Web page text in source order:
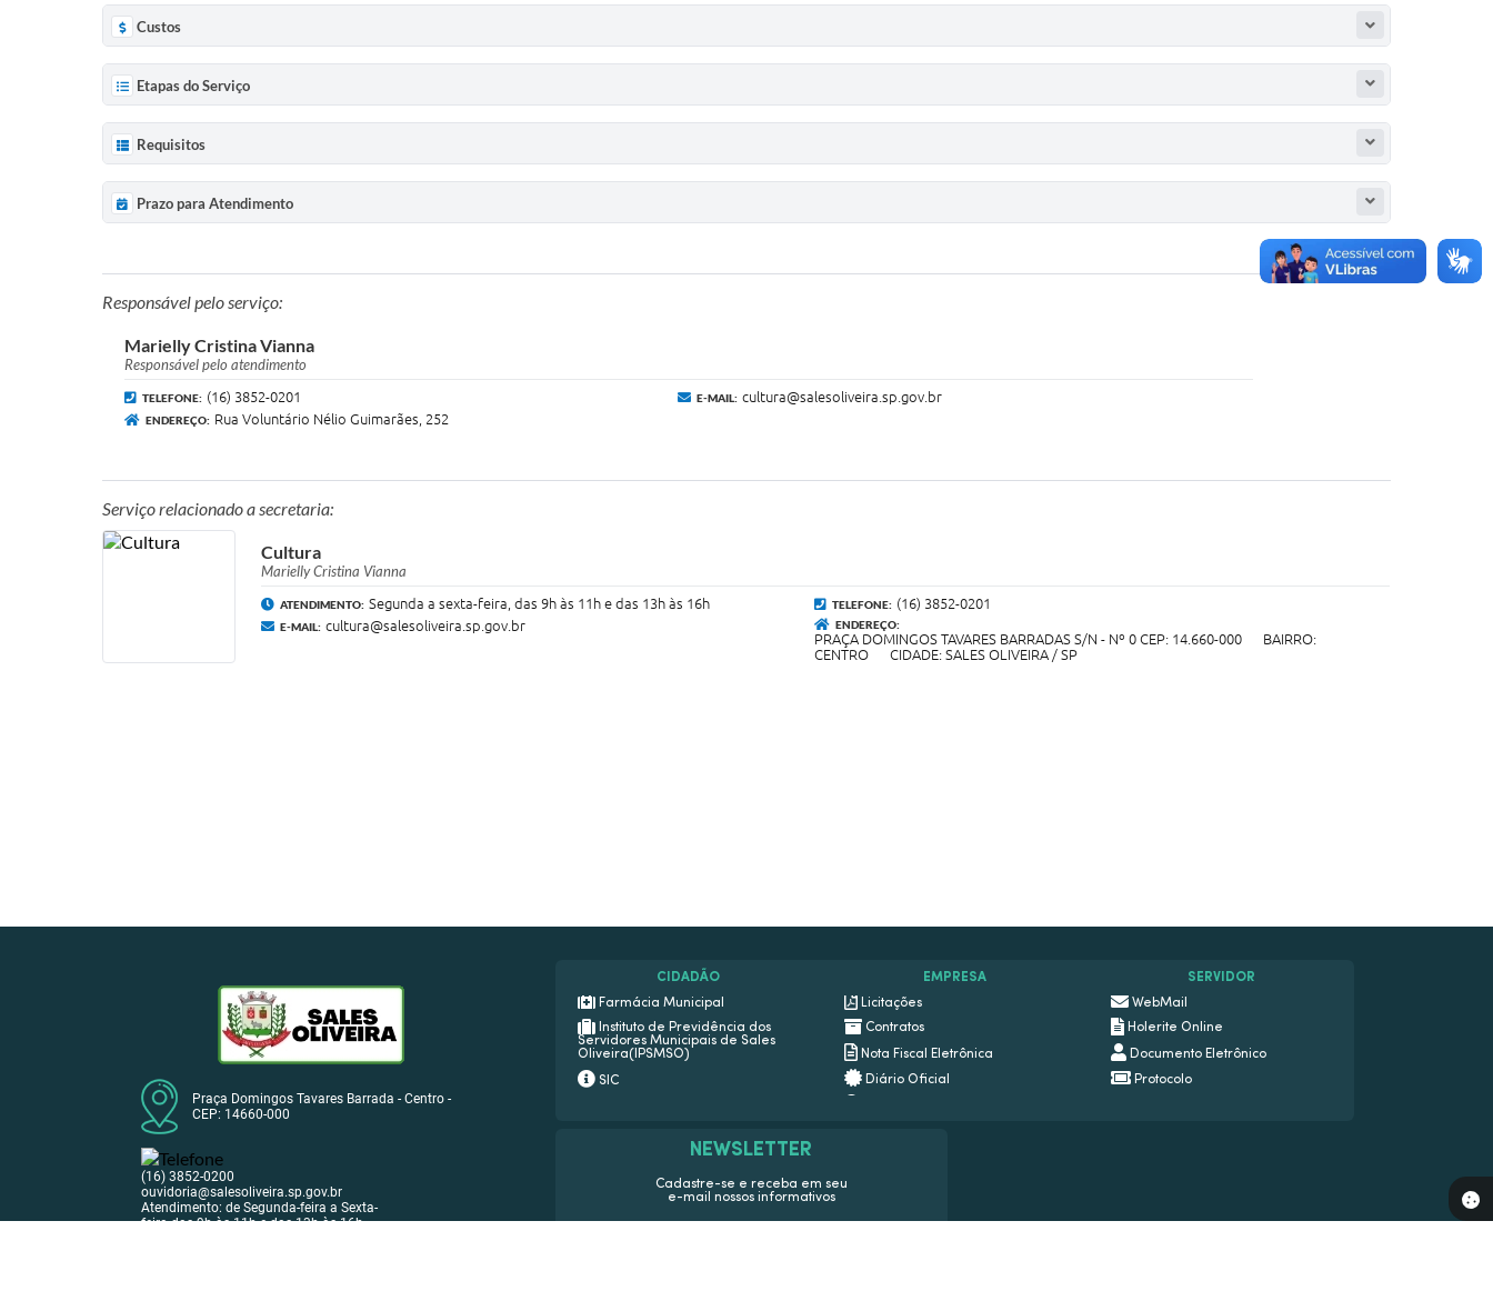
Custos
Etapas do Serviço
Requisitos
Prazo para Atendimento
Responsável pelo serviço:
Marielly Cristina Vianna
Responsável pelo atendimento
TELEFONE: (16) 3852-0201 E-MAIL: cultura@salesoliveira.sp.gov.br
ENDEREÇO: Rua Voluntário Nélio Guimarães, 252
Serviço relacionado a secretaria:
Cultura
Marielly Cristina Vianna
ATENDIMENTO: Segunda a sexta-feira, das 9h às 11h e das 13h às 16h TELEFONE: (16) 3852-0201
E-MAIL: cultura@salesoliveira.sp.gov.br ENDEREÇO:
PRAÇA DOMINGOS TAVARES BARRADAS S/N - Nº 0 CEP: 14.660-000 BAIRRO:
CENTRO CIDADE: SALES OLIVEIRA / SP
Praça Domingos Tavares Barrada - Centro -
CEP: 14660-000
(16) 3852-0200
ouvidoria@salesoliveira.sp.gov.br
Atendimento: de Segunda-feira a Sexta-
feira das 9h às 11h e das 13h às 16h
CIDADÃO
Farmácia Municipal
Instituto de Previdência dos
Servidores Municipais de Sales
Oliveira(IPSMSO)
SIC
Concursos
EMPRESA
Licitações
Contratos
Nota Fiscal Eletrônica
Diário Oficial
SERVIDOR
WebMail
Holerite Online
Documento Eletrônico
Protocolo
NEWSLETTER
Cadastre-se e receba em seu
e-mail nossos informativos